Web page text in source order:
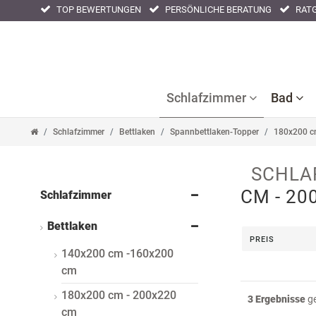
TOP BEWERTUNGEN PERSÖNLICHE BERATUNG
Schlafzimmer
Kissenbezüge
Nackenstützkissen
Bad
Schlafzimmer Bettlaken Spannbettlaken-Topper 180x200
Schlafzimmer
Bettlaken
140x200 cm -160x200
cm
180x200 cm - 200x220
cm
CM -
PREIS
3 Ergebnisse
Filter
Filter